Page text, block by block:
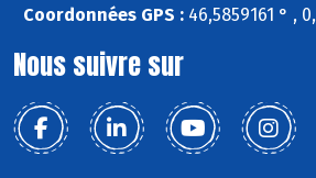
Coordonnées GPS :46,5859161 ° ,
Nous suivre sur